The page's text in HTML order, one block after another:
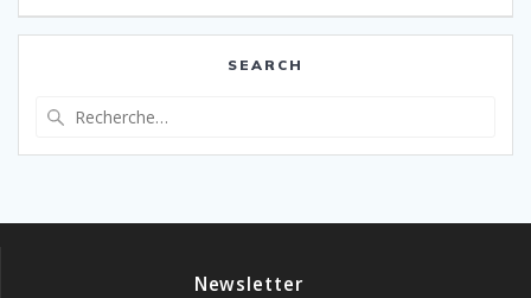
l’article
SEARCH
:
Newsletter